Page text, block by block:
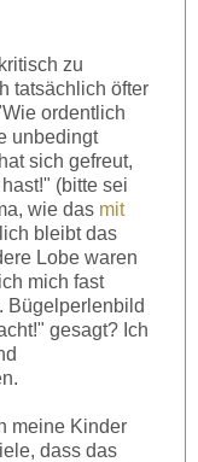
zu
tatsächlich öfter
ordentlich
unbedingt
sich gefreut,
(bitte sei
wie das mit
bleibt das
Lobe waren
mich fast
Bügelperlenbild
gesagt? Ich
meine Kinder
dass das